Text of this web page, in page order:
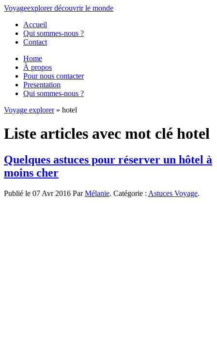
Voyageexplorer découvrirle monde
Accueil
Qui sommes-nous ?
Contact
Home
À propos
Pour nous contacter
Presentation
Qui sommes-nous ?
Voyage explorer» hotel
Liste articles avec mot clé hotel
Quelques astuces pour réserver un hôtel à
moins cher
Publié le 07 Avr 2016 ParMélanie. Catégorie : Astuces Voyage.